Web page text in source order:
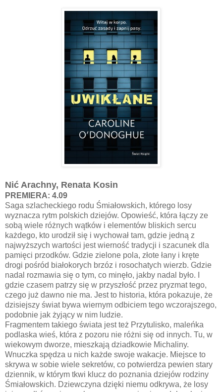
Nić Arachny, Renata Kosin
PREMIERA: 4.09
Saga szlacheckiego rodu Śmiałowskich, którego losy
wyznacza rytm polskich dziejów. Opowieść, która łączy ze
sobą wiele różnych wątków i elementów bliskich sercu
każdego, kto urodził się i wychował tam, gdzie jedną z
najwyższych wartości jest wierność tradycji i szacunek dla
pamięci przodków. Gdzie zielone pola, złote łany i kręte
drogi pośród białokorych brzóz i rosochatych wierzb. Gdzie
nadal rozmawia się o tym, co minęło, jakby nadal było. I
gdzie czasem patrzy się w przyszłość przez pryzmat tego,
czego już dawno nie ma. Jest to historia, która pokazuje, że
dzisiejszy świat bywa wiernym odbiciem tego wczorajszego,
podobnie jak żyjący w nim ludzie.
Fragmentem takiego świata jest też Przytulisko, maleńka
podlaska wieś, która z pozoru nie różni się od innych. Tu, w
wiekowym dworze, mieszkają dziadkowie Michaliny.
Wnuczka spędza u nich każde swoje wakacje. Miejsce to
skrywa w sobie wiele sekretów, co potwierdza pewien stary
dziennik, w którym tkwi klucz do poznania dziejów rodziny
Śmiałowskich. Dziewczyna dzięki niemu odkrywa, że losy